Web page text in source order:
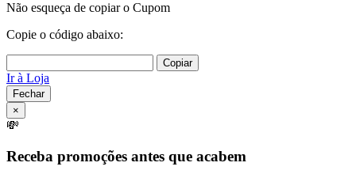
Não esqueça de copiar o Cupom
Copie o código abaixo:
Copiar
Ir à Loja
Fechar
×
💸
Receba promoções antes que acabem